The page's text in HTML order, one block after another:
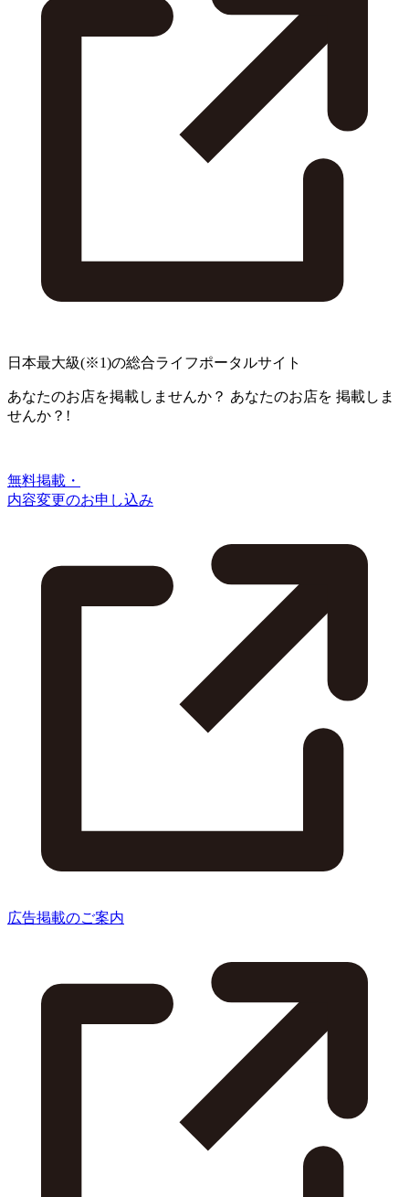
日本最大級(※1)の総合ライフポータルサイト
あなたのお店を掲載しませんか？ あなたのお店を 掲載しま
せんか？!
無料掲載・
内容変更のお申し込み
広告掲載のご案内